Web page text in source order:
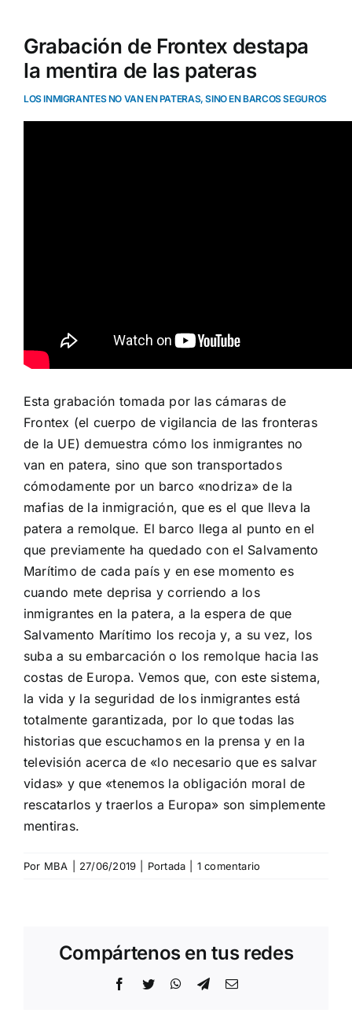
Grabación de Frontex destapa
la mentira de las pateras
LOS INMIGRANTES NO VAN EN PATERAS, SINO EN BARCOS SEGUROS
Esta grabación tomada por las cámaras de
Frontex (el cuerpo de vigilancia de las fronteras
de la UE) demuestra cómo los inmigrantes no
van en patera, sino que son transportados
cómodamente por un barco «nodriza» de la
mafias de la inmigración, que es el que lleva la
patera a remolque. El barco llega al punto en el
que previamente ha quedado con el Salvamento
Marítimo de cada país y en ese momento es
cuando mete deprisa y corriendo a los
inmigrantes en la patera, a la espera de que
Salvamento Marítimo los recoja y, a su vez, los
suba a su embarcación o los remolque hacia las
costas de Europa. Vemos que, con este sistema,
la vida y la seguridad de los inmigrantes está
totalmente garantizada, por lo que todas las
historias que escuchamos en la prensa y en la
televisión acerca de «lo necesario que es salvar
vidas» y que «tenemos la obligación moral de
rescatarlos y traerlos a Europa» son simplemente
mentiras.
Por MBA 27/06/2019 Portada 1 comentario
Compártenos en tus redes
Facebook
Twitter WhatsApp
TelegramCorreo